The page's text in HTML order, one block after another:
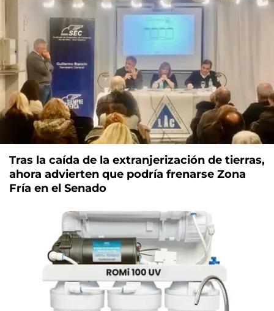
Tras la caída de la extranjerización de tierras,
ahora advierten que podría frenarse Zona
Fría en el Senado